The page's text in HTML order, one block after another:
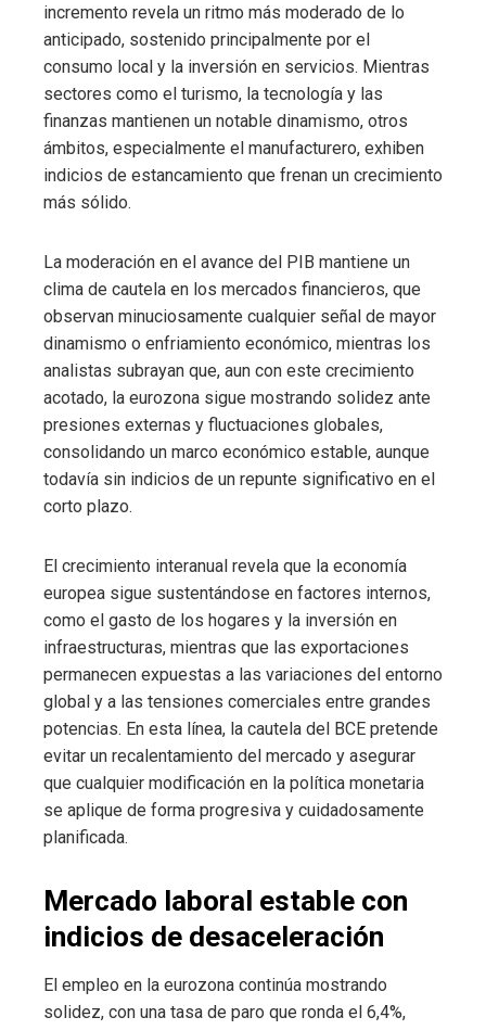
incremento revela un ritmo más moderado de lo
anticipado, sostenido principalmente por el
consumo local y la inversión en servicios. Mientras
sectores como el turismo, la tecnología y las
finanzas mantienen un notable dinamismo, otros
ámbitos, especialmente el manufacturero, exhiben
indicios de estancamiento que frenan un crecimiento
más sólido.
La moderación en el avance del PIB mantiene un
clima de cautela en los mercados financieros, que
observan minuciosamente cualquier señal de mayor
dinamismo o enfriamiento económico, mientras los
analistas subrayan que, aun con este crecimiento
acotado, la eurozona sigue mostrando solidez ante
presiones externas y fluctuaciones globales,
consolidando un marco económico estable, aunque
todavía sin indicios de un repunte significativo en el
corto plazo.
El crecimiento interanual revela que la economía
europea sigue sustentándose en factores internos,
como el gasto de los hogares y la inversión en
infraestructuras, mientras que las exportaciones
permanecen expuestas a las variaciones del entorno
global y a las tensiones comerciales entre grandes
potencias. En esta línea, la cautela del BCE pretende
evitar un recalentamiento del mercado y asegurar
que cualquier modificación en la política monetaria
se aplique de forma progresiva y cuidadosamente
planificada.
Mercado laboral estable con
indicios de desaceleración
El empleo en la eurozona continúa mostrando
solidez, con una tasa de paro que ronda el 6,4%,